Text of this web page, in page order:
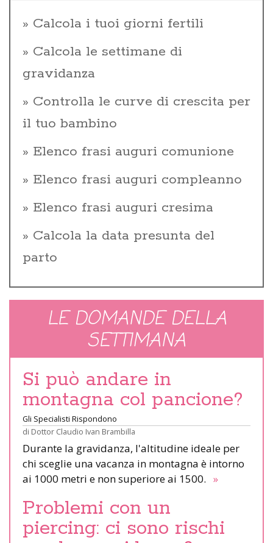
Calcola i tuoi giorni fertili
Calcola le settimane di
gravidanza
Controlla le curve di crescita per
il tuo bambino
Elenco frasi auguri comunione
Elenco frasi auguri compleanno
Elenco frasi auguri cresima
Calcola la data presunta del
parto
LE DOMANDE DELLA
SETTIMANA
Si può andare in
montagna col pancione?
Gli Specialisti Rispondono
di Dottor Claudio Ivan Brambilla
Durante la gravidanza, l'altitudine ideale per
chi sceglie una vacanza in montagna è intorno
ai 1000 metri e non superiore ai 1500. »
Problemi con un
piercing: ci sono rischi